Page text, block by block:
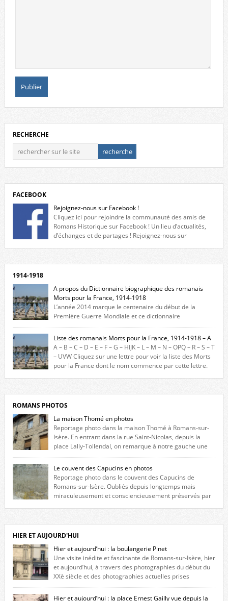
RECHERCHE
FACEBOOK
Rejoignez-nous sur Facebook !
Cliquez ici pour rejoindre la communauté des amis de
Romans Historique sur Facebook ! Un lieu d’actualités,
d’échanges et de partages ! Rejoignez-nous sur
1914-1918
A propos du Dictionnaire biographique des romanais
Morts pour la France, 1914-1918
L’année 2014 marque le centenaire du début de la
Première Guerre Mondiale et ce dictionnaire
biographique veut rendre hommage aux romanais Morts pour la
France durant ce conflit. La base de cette recherche historique est
constituée des noms gravés sur les plaques commémoratives de
l’Hôtel de Ville, du lycée du Dauphiné et du lycée Triboulet, […]
Liste des romanais Morts pour la France, 1914-1918 – A
A – B – C – D – E – F – G – HIJK – L – M – N – OPQ – R – S – T
– UVW Cliquez sur une lettre pour voir la liste des Morts
pour la France dont le nom commence par cette lettre.
ROMANS PHOTOS
La maison Thomé en photos
Reportage photo dans la maison Thomé à Romans-sur-
Isère. En entrant dans la rue Saint-Nicolas, depuis la
place Lally-Tollendal, on remarque à notre gauche une
maison construite au XVIè siècle. Les deux façades sont ornées de
fenêtres jumelles à meneaux. Entre ces deux étages, on peut voir une
niche qui contient une statue de la Vierge. […]
Le couvent des Capucins en photos
Reportage photo dans le couvent des Capucins de
Romans-sur-Isère. Oubliés depuis longtemps mais
miraculeusement et consciencieusement préservés par
l’histoire de la redécouverte de vestiges du couvent des Capucins ! Petit
retour sur l’histoire […]
HIER ET AUJOURD'HUI
Hier et aujourd’hui : la boulangerie Pinet
Une visite inédite et fascinante de Romans-sur-Isère, hier
et aujourd’hui, à travers des photographies du début du
XXè siècle et des photographies actuelles prises
exactement dans le même cadre ! A l’angle de la place Jean Jaurès et de
l’avenue Victor Hugo (à côté d’Intermarché), à Romans. La boulangerie
Hier et aujourd’hui : la place Ernest Gailly vue depuis la